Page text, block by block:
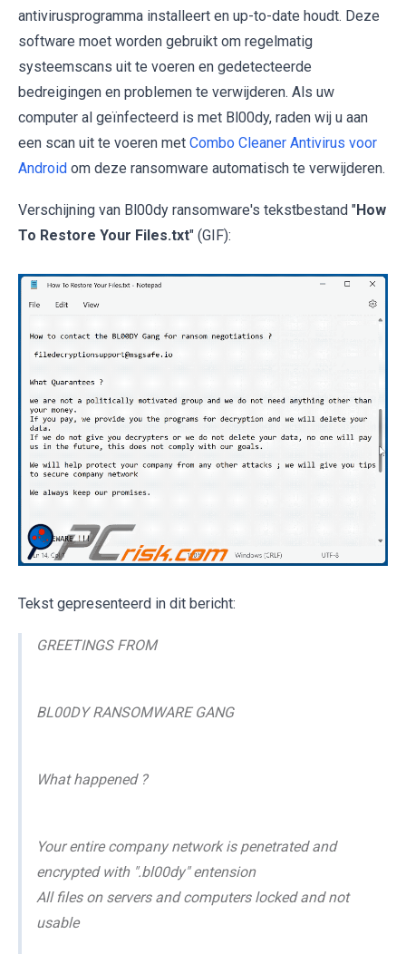
antivirusprogramma installeert en up-to-date houdt. Deze
software moet worden gebruikt om regelmatig
systeemscans uit te voeren en gedetecteerde
bedreigingen en problemen te verwijderen. Als uw
computer al geïnfecteerd is met Bl00dy, raden wij u aan
een scan uit te voeren met Combo Cleaner Antivirus voor
Android om deze ransomware automatisch te verwijderen.
Verschijning van Bl00dy ransomware's tekstbestand "How
To Restore Your Files.txt" (GIF):
Tekst gepresenteerd in dit bericht:
GREETINGS FROM
BL00DY RANSOMWARE GANG
What happened ?
Your entire company network is penetrated and
encrypted with ".bl00dy" entension
All files on servers and computers locked and not
usable